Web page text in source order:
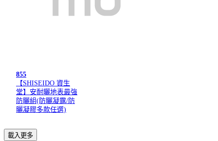
855
【SHISEIDO 資生
堂】安耐曬地表最強
防曬組(防曬凝露/防
曬凝膠多款任選)
載入更多